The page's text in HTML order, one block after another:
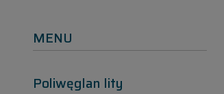
MENU
Poliwęglan lity